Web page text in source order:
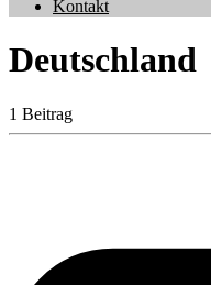
Kontakt
Deutschland
1 Beitrag